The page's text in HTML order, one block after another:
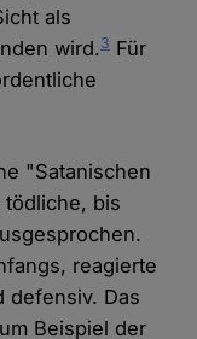
als
wird.3 Für
"Satanischen
bis
reagierte
defensiv. Das
Beispiel der